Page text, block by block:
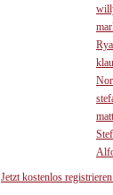
Jetzt kostenlos